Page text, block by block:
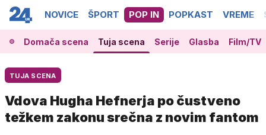
NOVICE ŠPORT POP IN POPKAST VREME
Domača scena Tuja scena Serije Glasba Film/TV
TUJA SCENA
Vdova Hugha Hefnerja po čustveno
težkem zakonu srečna z novim fantom